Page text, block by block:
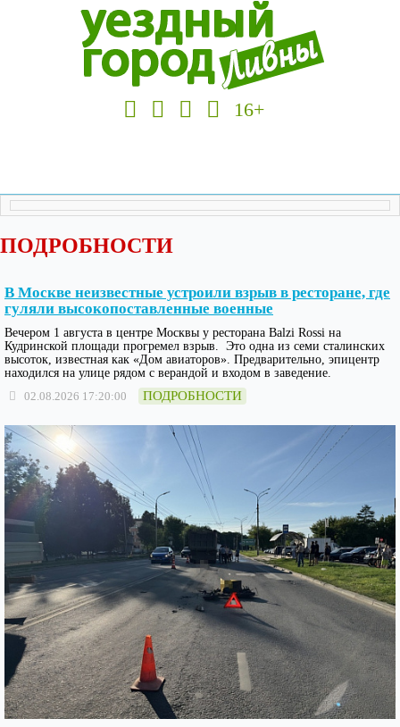
16+
ПОДРОБНОСТИ
В Москве неизвестные устроили взрыв в ресторане, где
гуляли высокопоставленные военные
Вечером 1 августа в центре Москвы у ресторана Balzi Rossi на
Кудринской площади прогремел взрыв. Это одна из семи сталинских
высоток, известная как «Дом авиаторов». Предварительно, эпицентр
находился на улице рядом с верандой и входом в заведение.
02.08.2026 17:20:00 ПОДРОБНОСТИ